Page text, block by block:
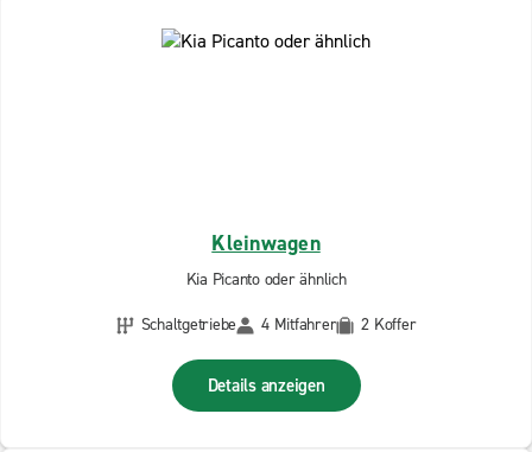
Kleinwagen
Kia Picanto oder ähnlich
Schaltgetriebe
4 Mitfahrer 2 Koffer
Details anzeigen